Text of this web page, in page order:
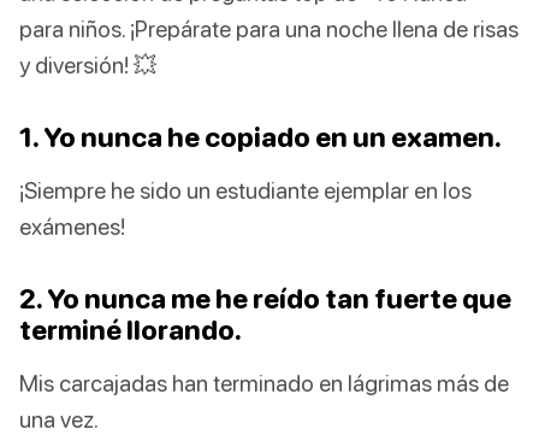
para niños. ¡Prepárate para una noche llena de risas
y diversión! 💥
1. Yo nunca he copiado en un examen.
¡Siempre he sido un estudiante ejemplar en los
exámenes!
2. Yo nunca me he reído tan fuerte que
terminé llorando.
Mis carcajadas han terminado en lágrimas más de
una vez.